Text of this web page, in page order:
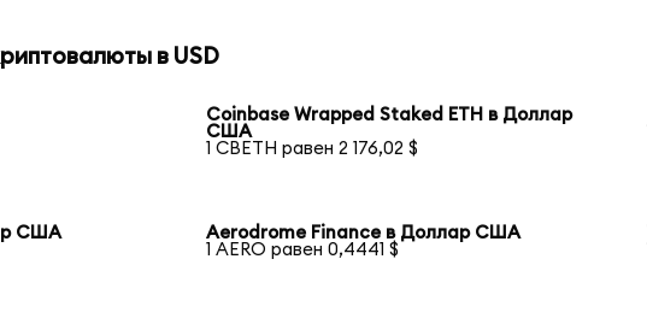
в USD
Coinbase Wrapped Staked ETH в Доллар
США
1 CBETH равен 2 176,02 $
США
Aerodrome Finance в Доллар США
1 AERO равен 0,4441 $